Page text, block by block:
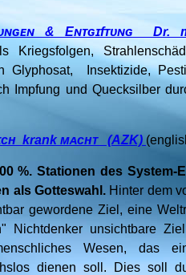
& Eɴᴛɢɪfᴛᴜɴɢ Dr.
Kriegsfolgen,
Glyphosat, Insektizide,
Impfung und Quecksilber
krank ᴍᴀᴄʜᴛ (AZK)
%. Stationen des System-
als Gotteswahl. Hinter dem
gewordene Ziel, eine
Nichtdenker unsichtbare
Wesen, das
dienen soll. Dies soll